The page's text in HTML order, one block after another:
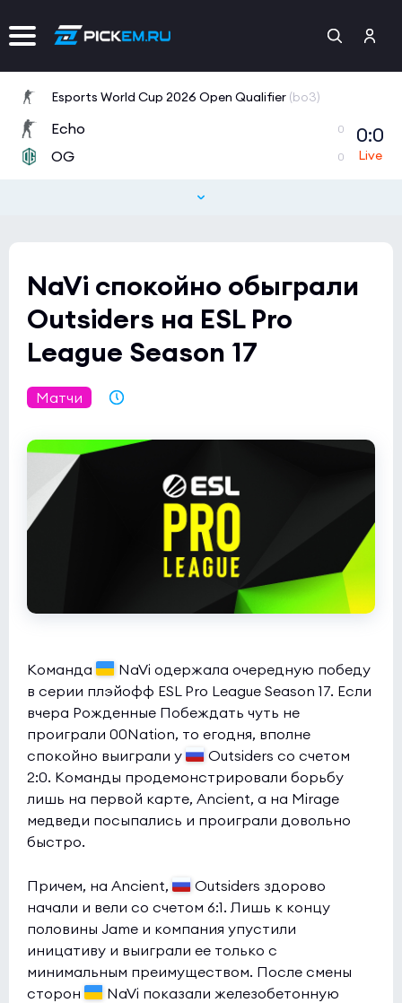
Esports World Cup 2026 Open Qualifier (bo3)
Echo 0
OG 0
0:0
NaVi спокойно обыграли
Outsiders на ESL Pro
League Season 17
Матчи
Команда
NaVi одержала очередную победу
в серии плэйофф ESL Pro League Season 17. Если
вчера Рожденные Побеждать чуть не
проиграли 00Nation, то егодня, вполне
спокойно выиграли у
Outsiders со счетом
2:0. Команды продемонстрировали борьбу
лишь на первой карте, Ancient, а на Mirage
медведи посыпались и проиграли довольно
быстро.
Причем, на Ancient,
Outsiders здорово
начали и вели со счетом 6:1. Лишь к концу
половины Jame и компания упустили
иницативу и выиграли ее только с
минимальным преимуществом. После смены
сторон
NaVi показали железобетонную